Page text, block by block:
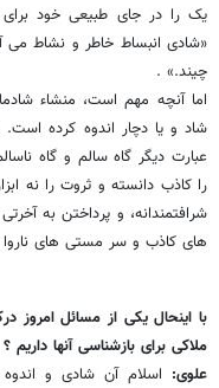
یک را در جای طبیعی خود
«شادی انبساط خاطر و نشاط می
چیند.» .
اما آنچه مهم است، منشاء
شاد و یا دچار اندوه کرده
عبارت دیگر گاه سالم و گاه
را کاذب دانسته و ثروت را نه
شرافتمندانه، و پرداختن به
های کاذب و سر مستی های ناروا
با اینحال یکی از مسائل
ملاکی برای بازشناسی آنها داریم ؟
علوی: اسلام آن شادی و اندوه